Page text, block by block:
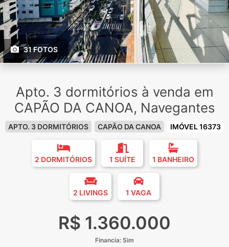
31 FOTOS
Apto. 3 dormitórios à venda em
CAPÃO DA CANOA, Navegantes
APTO. 3 DORMITÓRIOS CAPÃO DA CANOA IMÓVEL 16373
2 DORMITÓRIOS 1 SUÍTE 1 BANHEIRO
2 LIVINGS 1 VAGA
R$ 1.360.000
Financia: Sim